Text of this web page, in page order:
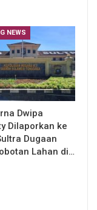
NEWS
Dwipa
Dilaporkan ke
Dugaan
Lahan di…